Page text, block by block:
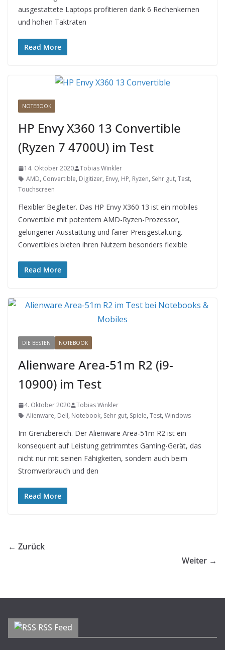
ausgestattete Laptops profitieren dank 6 Rechenkernen
und hohen Taktraten
Read More
NOTEBOOK
HP Envy X360 13 Convertible
(Ryzen 7 4700U) im Test
14. Oktober 2020
Tobias Winkler
AMD, Convertible, Digitizer, Envy, HP, Ryzen, Sehr gut, Test,
Touchscreen
Flexibler Begleiter. Das HP Envy X360 13 ist ein mobiles
Convertible mit potentem AMD-Ryzen-Prozessor,
gelungener Ausstattung und fairer Preisgestaltung.
Convertibles bieten ihren Nutzern besonders flexible
Read More
DIE BESTEN NOTEBOOK
Alienware Area-51m R2 (i9-
10900) im Test
4. Oktober 2020
Tobias Winkler
Alienware, Dell, Notebook, Sehr gut, Spiele, Test, Windows
Im Grenzbereich. Der Alienware Area-51m R2 ist ein
konsequent auf Leistung getrimmtes Gaming-Gerät, das
nicht nur mit seinen Fähigkeiten, sondern auch beim
Stromverbrauch und den
Read More
← Zurück
Weiter →
RSS Feed